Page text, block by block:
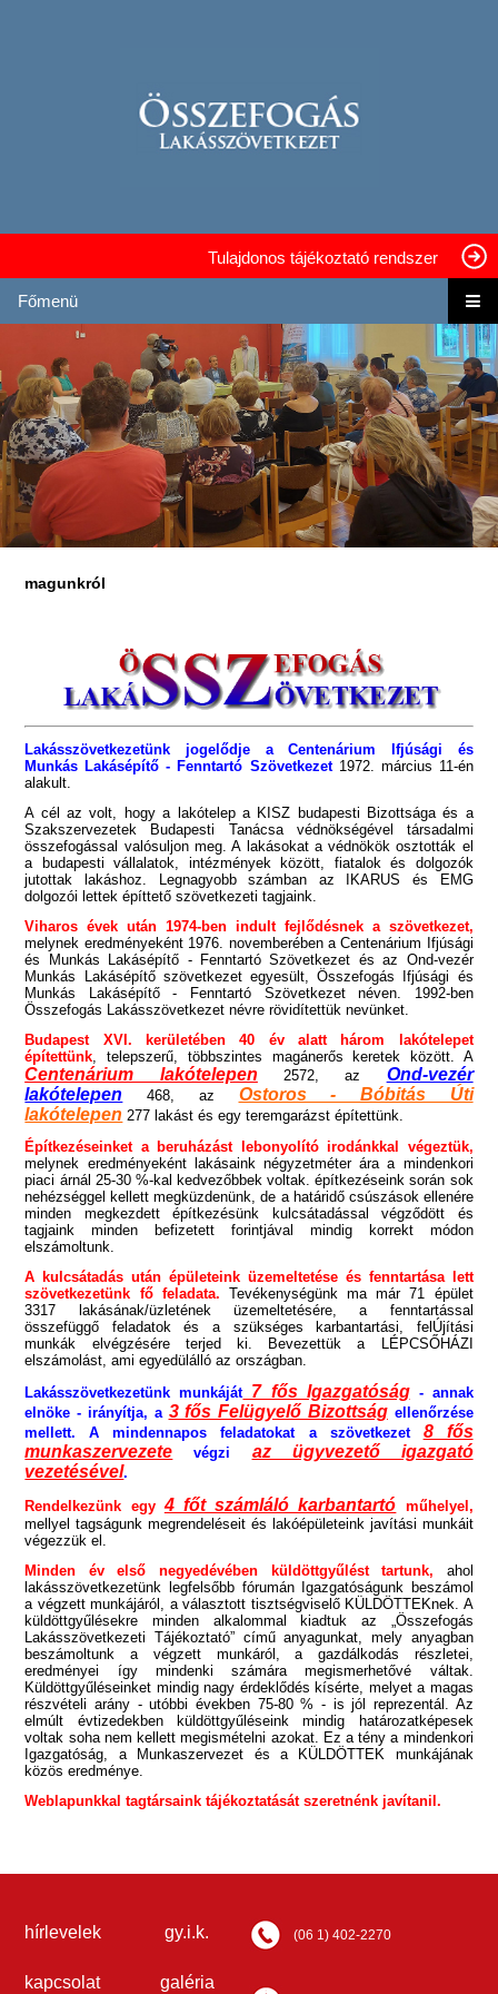
Tulajdonos tájékoztató rendszer
Főmenü
magunkról
Lakásszövetkezetünk jogelődje a Centenárium Ifjúsági és
Munkás Lakásépítő - Fenntartó Szövetkezet1972. március 11-én
alakult.
A cél az volt, hogy a lakótelep a KISZ budapesti Bizottsága és a
Szakszervezetek Budapesti Tanácsa védnökségével társadalmi
összefogással valósuljon meg. A lakásokat a védnökök osztották el
a budapesti vállalatok, intézmények között, fiatalok és dolgozók
jutottak lakáshoz. Legnagyobb számban az IKARUS és EMG
dolgozói lettek építtető szövetkezeti tagjaink.
Viharos évek után 1974-ben indult fejlődésnek a szövetkezet,
melynek eredményeként 1976. novemberében a Centenárium Ifjúsági
és Munkás Lakásépítő - Fenntartó Szövetkezet és az Ond-vezér
Munkás Lakásépítő szövetkezet egyesült, Összefogás Ifjúsági és
Munkás Lakásépítő - Fenntartó Szövetkezet néven. 1992-ben
Összefogás Lakásszövetkezet névre rövidítettük nevünket.
Budapest XVI. kerületében 40 év alatt három lakótelepet
építettünk , telepszerű, többszintes magánerős keretek között. A
Centenárium lakótelepen 2572, az Ond-vezér
lakótelepen 468, az Ostoros - Bóbitás Úti
lakótelepen 277 lakást és egy teremgarázst építettünk.
Építkezéseinket a beruházást lebonyolító irodánkkal végeztük,
melynek eredményeként lakásaink négyzetméter ára a mindenkori
piaci árnál 25-30 %-kal kedvezőbbek voltak. építkezéseink során sok
nehézséggel kellett megküzdenünk, de a határidő csúszások ellenére
minden megkezdett építkezésünk kulcsátadással végződött és
tagjaink minden befizetett forintjával mindig korrekt módon
elszámoltunk.
A kulcsátadás után épületeink üzemeltetése és fenntartása lett
szövetkezetünk fő feladata. Tevékenységünk ma már 71 épület
3317 lakásának/üzletének üzemeltetésére, a fenntartással
összefüggő feladatok és a szükséges karbantartási, felÚjítási
munkák elvégzésére terjed ki. Bevezettük a LÉPCSŐHÁZI
elszámolást, ami egyedülálló az országban.
Lakásszövetkezetünk munkáját7 fős Igazgatóság- annak
elnöke - irányítja, a 3 fős Felügyelő Bizottságellenőrzése
mellett. A mindennapos feladatokat a szövetkezet 8 fős
munkaszervezete végzi az ügyvezető igazgató
vezetésével.
Rendelkezünk egy4 főt számláló karbantartó műhelyel,
mellyel tagságunk megrendeléseit és lakóépületeink javítási munkáit
végezzük el.
Minden év első negyedévében küldöttgyűlést tartunk, ahol
lakásszövetkezetünk legfelsőbb fórumán Igazgatóságunk beszámol
a végzett munkájáról, a választott tisztségviselő KÜLDÖTTEKnek. A
küldöttgyűlésekre minden alkalommal kiadtuk az „Összefogás
Lakásszövetkezeti Tájékoztató” című anyagunkat, mely anyagban
beszámoltunk a végzett munkáról, a gazdálkodás részletei,
eredményei így mindenki számára megismerhetővé váltak.
Küldöttgyűléseinket mindig nagy érdeklődés kísérte, melyet a magas
részvételi arány - utóbbi években 75-80 % - is jól reprezentál. Az
elmúlt évtizedekben küldöttgyűléseink mindig határozatképesek
voltak soha nem kellett megismételni azokat. Ez a tény a mindenkori
Igazgatóság, a Munkaszervezet és a KÜLDÖTTEK munkájának
közös eredménye.
Weblapunkkal tagtársaink tájékoztatását szeretnénk javítanil.
hírlevelek gy.i.k.
kapcsolat galéria
(06 1) 402-2270